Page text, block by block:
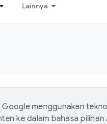
Lainnya
Google menggunakan
ke dalam bahasa pilihan